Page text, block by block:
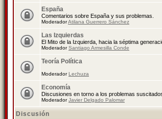
España
Comentarios sobre España y sus problemas.
ModeradorAtilana Guerrero Sánchez
Las Izquierdas
El Mito de la Izquierda, hacia la séptima
ModeradorSantiago Armesilla Conde
Teoría Política
ModeradorLechuza
Economía
Discusiones en torno a los problemas
ModeradorJavier Delgado Palomar
Discusión